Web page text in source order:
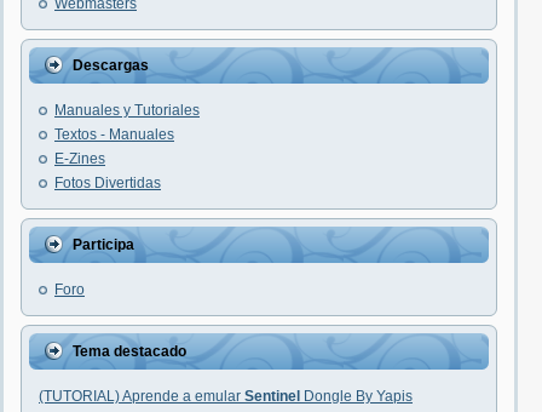
Webmasters
Descargas
Manuales y Tutoriales
Textos - Manuales
E-Zines
Fotos Divertidas
Participa
Foro
Tema destacado
(TUTORIAL) Aprende a emular Sentinel Dongle By Yapis